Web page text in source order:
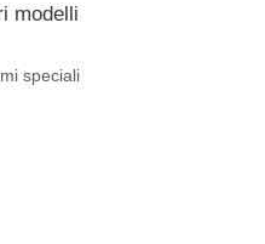
modelli
speciali